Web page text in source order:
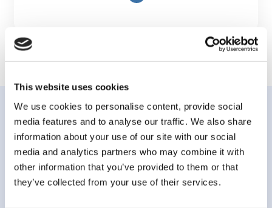
This website uses cookies
We use cookies to personalise content, provide social
media features and to analyse our traffic. We also share
information about your use of our site with our social
media and analytics partners who may combine it with
other information that you’ve provided to them or that
they’ve collected from your use of their services.
Abonnez-vous à notre
infolettre